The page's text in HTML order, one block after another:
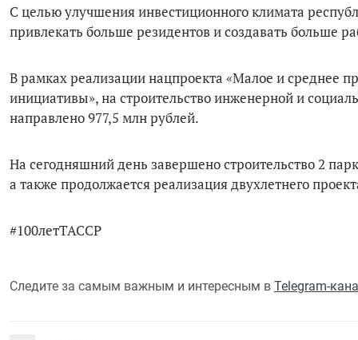
С целью улучшения инвестиционного климата
привлекать больше резидентов и создавать больше
В рамках реализации нацпроекта «Малое и среднее
инициативы», на строительство инженерной и
направлено 977,5 млн рублей.
На сегодняшний день завершено строительство 2
а также продолжается реализация двухлетнего
#100летТАССР
Следите за самым важным и интересным в Telegram-